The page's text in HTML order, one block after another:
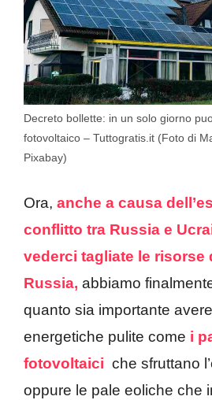
Decreto bollette: in un solo giorno
fotovoltaico – Tuttogratis.it (Foto di
Pixabay)
Ora, anche a causa
conflitto tra Russia e
vederci tagliate le risorse
Russia, abbiamo
quanto sia importante
energetiche pulite come i
fotovoltaici che sfruttano
oppure le pale eoliche che